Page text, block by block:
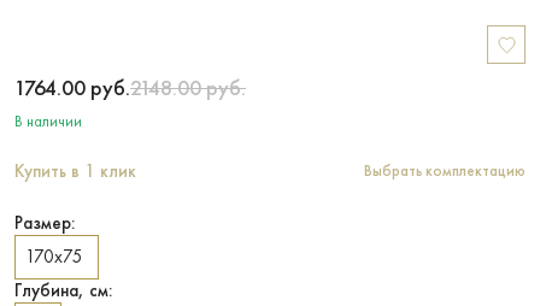
1764.00 руб.2148.00руб.
В наличии
Купить в 1 клик Выбрать комплектацию
Размер:
170х75
Глубина, см: